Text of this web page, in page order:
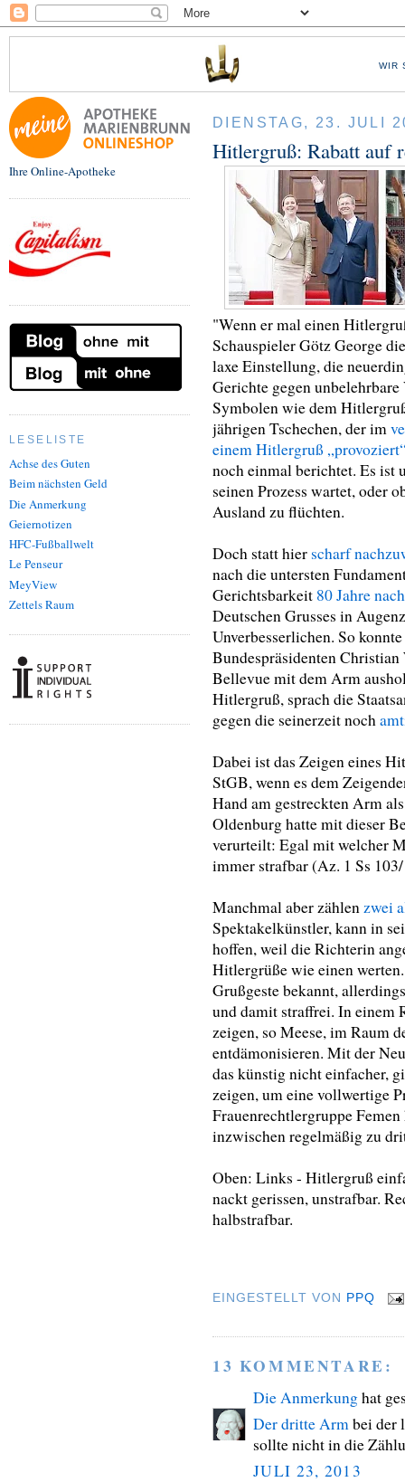
WIR
Ihre Online-Apotheke
LESELISTE
Achse des Guten
Beim nächsten Geld
Die Anmerkung
Geiernotizen
HFC-Fußballwelt
Le Penseur
MeyView
Zettels Raum
DIENSTAG, 23. JULI
Hitlergruß: Rabatt auf
"Wenn er mal einen
Schauspieler Götz George
laxe Einstellung, die
Gerichte gegen
Symbolen wie dem
jährigen Tschechen, der im
einem Hitlergruß
noch einmal berichtet. Es ist
seinen Prozess wartet, oder
Ausland zu flüchten.
Doch statt hier scharf
nach die untersten
Gerichtsbarkeit 80 Jahre
Deutschen Grusses in
Unverbesserlichen. So
Bundespräsidenten
Bellevue mit dem Arm
Hitlergruß, sprach die
gegen die seinerzeit noch
Dabei ist das Zeigen eines
StGB, wenn es dem
Hand am gestreckten Arm
Oldenburg hatte mit dieser
verurteilt: Egal mit welcher
immer strafbar (Az. 1 Ss
Manchmal aber zählen zwei
Spektakelkünstler, kann in
hoffen, weil die Richterin
Hitlergrüße wie einen
Grußgeste bekannt,
und damit straffrei. In einem
zeigen, so Meese, im Raum
entdämonisieren. Mit der
das künstig nicht einfacher,
zeigen, um eine vollwertige
Frauenrechtlergruppe
inzwischen regelmäßig zu
Oben: Links - Hitlergruß
nackt gerissen, unstrafbar.
halbstrafbar.
EINGESTELLT VON PPQ
13 KOMMENTARE:
Die Anmerkunghat
Der dritte Armbei der
sollte nicht in die
JULI 23, 2013